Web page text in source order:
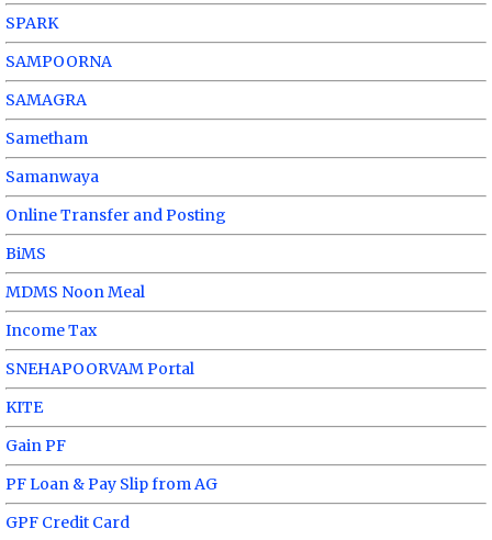
SPARK
SAMPOORNA
SAMAGRA
Sametham
Samanwaya
Online Transfer and Posting
BiMS
MDMS Noon Meal
Income Tax
SNEHAPOORVAM Portal
KITE
Gain PF
PF Loan & Pay Slip from AG
GPF Credit Card